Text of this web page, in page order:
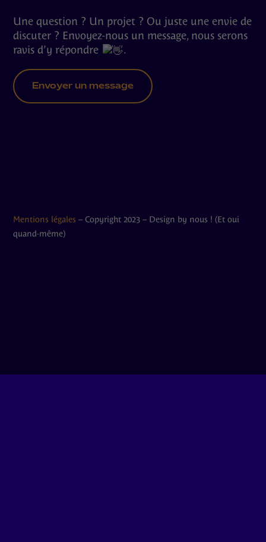
Une question ? Un projet ? Ou juste une envie de
discuter ? Envoyez-nous un message, nous serons
ravis d’y répondre
.
Envoyer un message
Mentions légales – Copyright 2023 – Design by nous ! (Et oui
quand-même)